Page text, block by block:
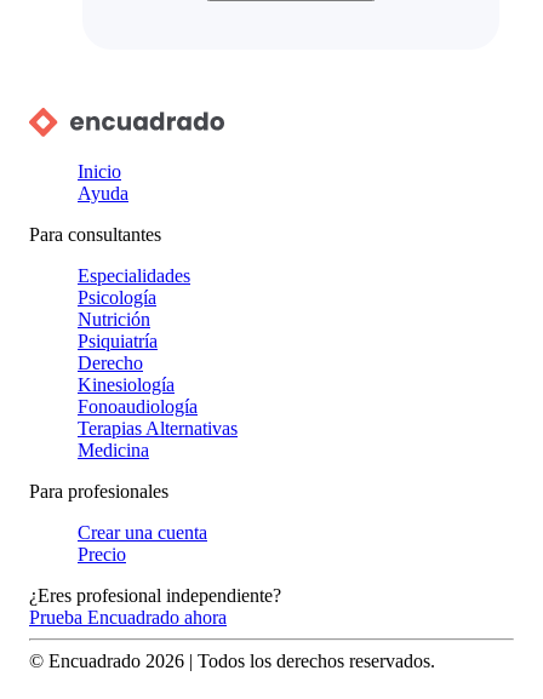
Inicio
Ayuda
Para consultantes
Especialidades
Psicología
Nutrición
Psiquiatría
Derecho
Kinesiología
Fonoaudiología
Terapias Alternativas
Medicina
Para profesionales
Crear una cuenta
Precio
¿Eres profesional independiente?
Prueba Encuadrado ahora
© Encuadrado 2026 | Todos los derechos reservados.